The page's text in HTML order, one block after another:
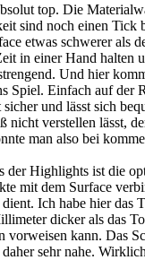
top. Die
sind noch einen Tick
etwas schwerer als
in einer Hand halten
Und hier
Spiel. Einfach auf der
und lässt sich
nicht verstellen lässt,
man also bei
der Highlights ist die
mit dem Surface
Ich habe hier das
dicker als das
vorweisen kann. Das
sehr nahe.